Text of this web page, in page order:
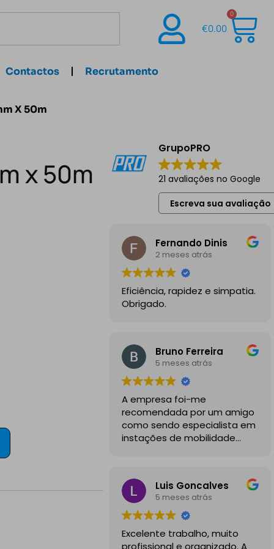
€0.00
0
Contactos Recrutamento
X 50m
x 50m
GrupoPRO
21 avaliações no Google
Escreva sua avaliação
Fernando Dinis
2 meses atrás
Eficiência, rapidez e simpatia.
Obrigado.
Bruno Ferreira
5 meses atrás
A empresa foi-me
recomendada por um amigo
como sendo especialista em
instações de mobilidade
profissionais, comunicativos e
disponiveis para todas as
minhas dúvidas.
A instalação de tomada
reforçada em garagem
Luis Goncalves
5 meses atrás
Excelente trabalho, muito
profissional e organizado. A